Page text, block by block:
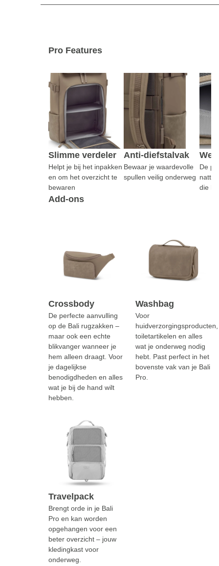
Pro Features
Slimme verdeler
Helpt je bij het inpakken
en om het overzicht te
bewaren
Anti-diefstalvak
Bewaar je waardevolle
spullen veilig onderweg
De
natte
die
Add-ons
Crossbody
De perfecte aanvulling
op de Bali rugzakken –
maar ook een echte
blikvanger wanneer je
hem alleen draagt. Voor
je dagelijkse
benodigdheden en alles
wat je bij de hand wilt
hebben.
Washbag
Voor
huidverzorgingsproducten,
toiletartikelen en alles
wat je onderweg nodig
hebt. Past perfect in het
bovenste vak van je Bali
Pro.
Travelpack
Brengt orde in je Bali
Pro en kan worden
opgehangen voor een
beter overzicht – jouw
kledingkast voor
onderweg.